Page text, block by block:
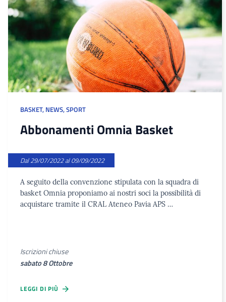
BASKET, NEWS,SPORT
Abbonamenti Omnia Basket
Dal 29/07/2022 al 09/09/2022
A seguito della convenzione stipulata con la squadra di
basket Omnia proponiamo ai nostri soci la possibilità di
acquistare tramite il CRAL Ateneo Pavia APS …
Iscrizioni chiuse
sabato 8 Ottobre
LEGGI DI PIÙ